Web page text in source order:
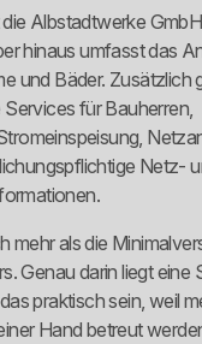
die Albstadtwerke
hinaus umfasst das
und Bäder. Zusätzlich
für Bauherren,
Netz-
mehr als die
Genau darin liegt eine
praktisch sein, weil
Hand betreut